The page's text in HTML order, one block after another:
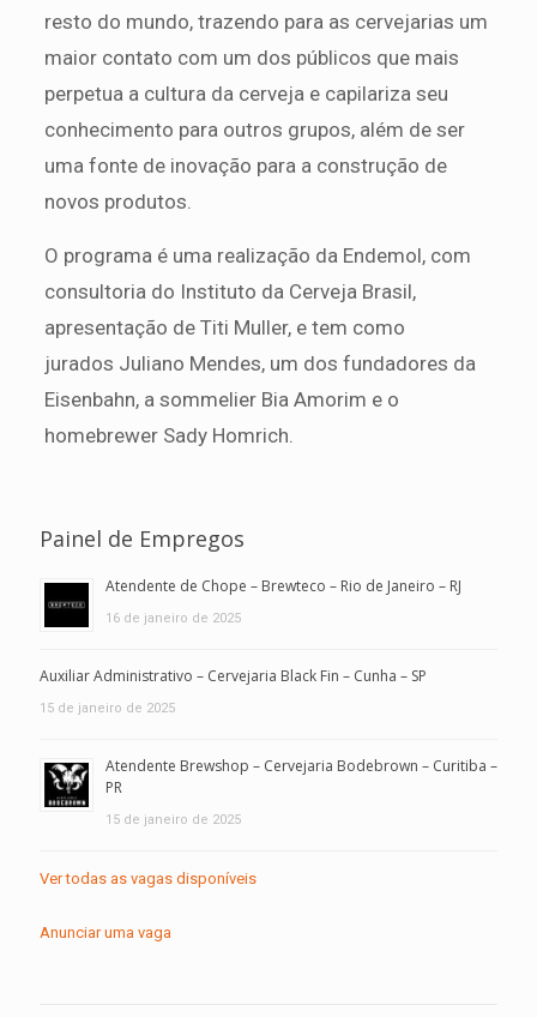
resto do mundo, trazendo para as cervejarias um
maior contato com um dos públicos que mais
perpetua a cultura da cerveja e capilariza seu
conhecimento para outros grupos, além de ser
uma fonte de inovação para a construção de
novos produtos.
O programa é uma realização da Endemol, com
consultoria do Instituto da Cerveja Brasil,
apresentação de Titi Muller, e tem como
jurados Juliano Mendes, um dos fundadores da
Eisenbahn, a sommelier Bia Amorim e o
homebrewer Sady Homrich.
Painel de Empregos
Atendente de Chope – Brewteco – Rio de Janeiro – RJ
16 de janeiro de 2025
Auxiliar Administrativo – Cervejaria Black Fin – Cunha – SP
15 de janeiro de 2025
Atendente Brewshop – Cervejaria Bodebrown – Curitiba –
PR
15 de janeiro de 2025
Ver todas as vagas disponíveis
Anunciar uma vaga